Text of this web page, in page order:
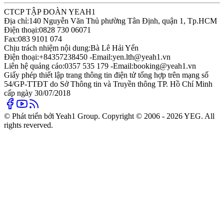
CTCP TẬP ĐOÀN YEAH1
Địa chỉ:140 Nguyễn Văn Thủ phường Tân Định, quận 1, Tp.HCM
Điện thoại:0828 730 06071
Fax:083 9101 074
Chịu trách nhiệm nội dung:Bà Lê Hải Yến
Điện thoại:+84357238450 -Email:yen.lth@yeah1.vn
Liên hệ quảng cáo:0357 535 179 -Email:booking@yeah1.vn
Giấy phép thiết lập trang thông tin điện tử tổng hợp trên mạng số
54/GP-TTĐT do Sở Thông tin và Truyền thông TP. Hồ Chí Minh
cấp ngày 30/07/2018
© Phát triển bởi Yeah1 Group. Copyright © 2006 - 2026 YEG. All
rights reverved.